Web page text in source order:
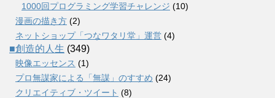
1000回プログラミング学習チャレンジ (10)
漫画の描き方 (2)
ネットショップ「つなワタリ堂」運営 (4)
■創造的人生 (349)
映像エッセンス (1)
プロ無謀家による「無謀」のすすめ (24)
クリエイティブ・ツイート (8)